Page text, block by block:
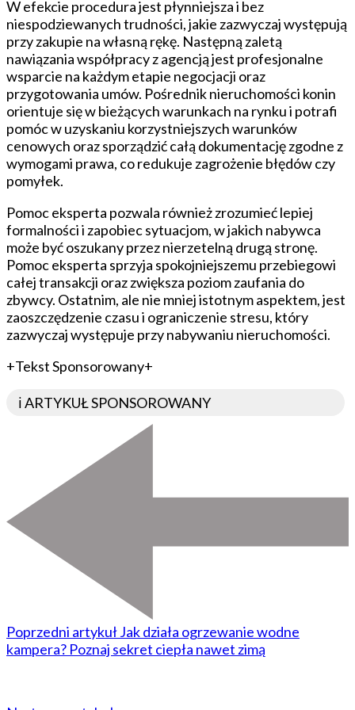
W efekcie procedura jest płynniejsza i bez
niespodziewanych trudności, jakie zazwyczaj występują
przy zakupie na własną rękę. Następną zaletą
nawiązania współpracy z agencją jest profesjonalne
wsparcie na każdym etapie negocjacji oraz
przygotowania umów. Pośrednik nieruchomości konin
orientuje się w bieżących warunkach na rynku i potrafi
pomóc w uzyskaniu korzystniejszych warunków
cenowych oraz sporządzić całą dokumentację zgodne z
wymogami prawa, co redukuje zagrożenie błędów czy
pomyłek.
Pomoc eksperta pozwala również zrozumieć lepiej
formalności i zapobiec sytuacjom, w jakich nabywca
może być oszukany przez nierzetelną drugą stronę.
Pomoc eksperta sprzyja spokojniejszemu przebiegowi
całej transakcji oraz zwiększa poziom zaufania do
zbywcy. Ostatnim, ale nie mniej istotnym aspektem, jest
zaoszczędzenie czasu i ograniczenie stresu, który
zazwyczaj występuje przy nabywaniu nieruchomości.
+Tekst Sponsorowany+
ℹ️ ARTYKUŁ SPONSOROWANY
Poprzedni artykułJak działa ogrzewanie wodne
kampera? Poznaj sekret ciepła nawet zimą